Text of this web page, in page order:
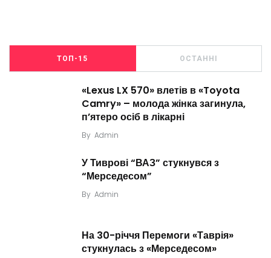
ТОП-15 ОСТАННІ
«Lexus LX 570» влетів в «Toyota
Camry» – молода жінка загинула,
п’ятеро осіб в лікарні
By Admin
У Тиврові “ВАЗ” стукнувся з
“Мерседесом”
By Admin
На 30-річчя Перемоги «Таврія»
стукнулась з «Мерседесом»